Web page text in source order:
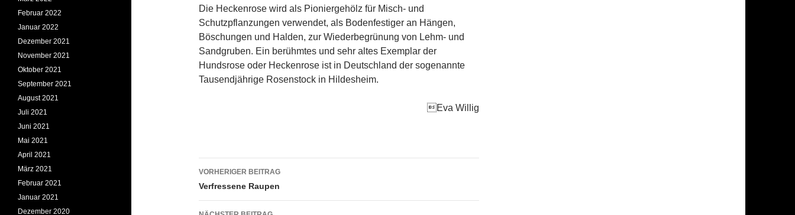
Die Heckenrose wird als Pioniergehölz für Misch- und
Schutzpflanzungen verwendet, als Bodenfestiger an Hängen,
Böschungen und Halden, zur Wiederbegrünung von Lehm- und
Sandgruben. Ein berühmtes und sehr altes Exemplar der
Hundsrose oder Heckenrose ist in Deutschland der sogenannte
Tausendjährige Rosenstock in Hildesheim.
Eva Willig
Beitragsnavigation
VORHERIGER BEITRAG
Verfressene Raupen
Februar 2022
Januar 2022
Dezember 2021
November 2021
Oktober 2021
September 2021
August 2021
Juli 2021
Juni 2021
Mai 2021
April 2021
März 2021
Februar 2021
Januar 2021
Dezember 2020